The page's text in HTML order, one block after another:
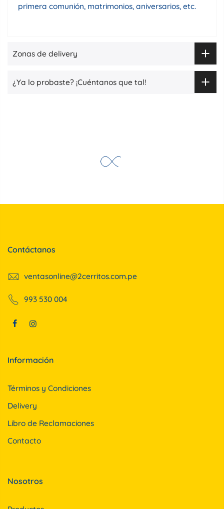
primera comunión, matrimonios, aniversarios, etc.
Zonas de delivery
¿Ya lo probaste? ¡Cuéntanos que tal!
Contáctanos
ventasonline@2cerritos.com.pe
993 530 004
Información
Términos y Condiciones
Delivery
Libro de Reclamaciones
Contacto
Nosotros